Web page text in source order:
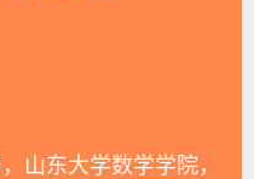
山东大学数学学院，